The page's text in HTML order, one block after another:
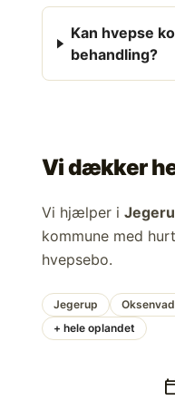
Kan hvepse
behandling?
Vi dækker
Vi hjælper i
kommune med
hvepsebo.
Jegerup Oksenvad
+ hele oplandet